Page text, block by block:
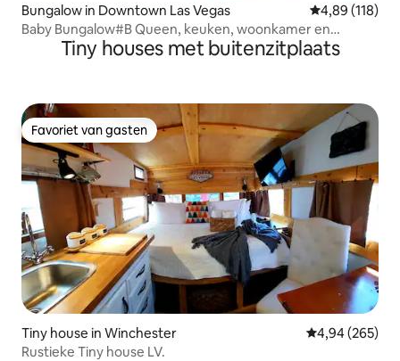
Bungalow in Downtown Las Vegas Gemiddelde
4,89 (118)
Baby Bungalow#B Queen, keuken, woonkamer en
binnenplaatsTiny houses met buitenzitplaats
Favoriet van gasten
Favoriet van gasten
Tiny house in Winchester Gemiddelde
4,94 (265)
Rustieke Tiny house LV.